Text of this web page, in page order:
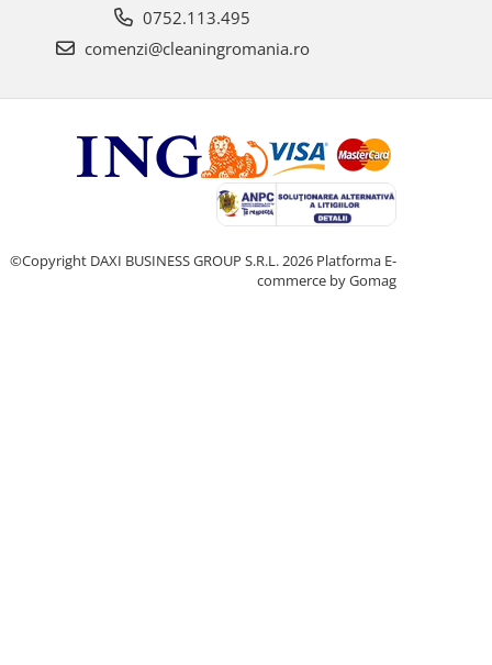
0752.113.495
comenzi@cleaningromania.ro
©Copyright DAXI BUSINESS GROUP S.R.L. 2026 Platforma E-
commerce by Gomag